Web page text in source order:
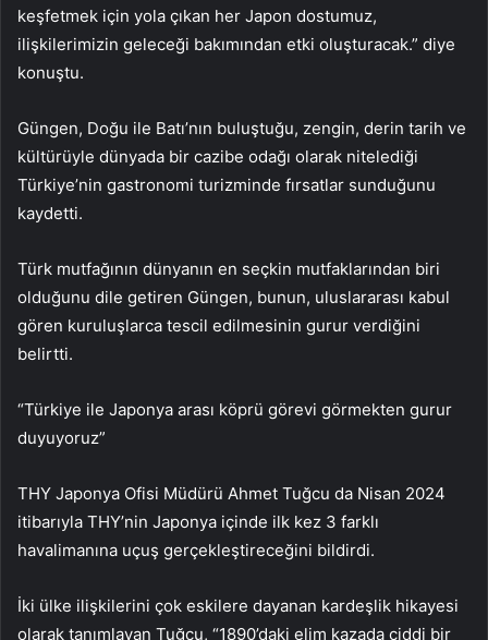
keşfetmek için yola çıkan her Japon dostumuz,
ilişkilerimizin geleceği bakımından etki oluşturacak.” diye
konuştu.
Güngen, Doğu ile Batı’nın buluştuğu, zengin, derin tarih ve
kültürüyle dünyada bir cazibe odağı olarak nitelediği
Türkiye’nin gastronomi turizminde fırsatlar sunduğunu
kaydetti.
Türk mutfağının dünyanın en seçkin mutfaklarından biri
olduğunu dile getiren Güngen, bunun, uluslararası kabul
gören kuruluşlarca tescil edilmesinin gurur verdiğini
belirtti.
“Türkiye ile Japonya arası köprü görevi görmekten gurur
duyuyoruz”
THY Japonya Ofisi Müdürü Ahmet Tuğcu da Nisan 2024
itibarıyla THY’nin Japonya içinde ilk kez 3 farklı
havalimanına uçuş gerçekleştireceğini bildirdi.
İki ülke ilişkilerini çok eskilere dayanan kardeşlik hikayesi
olarak tanımlayan Tuğcu, “1890’daki elim kazada ciddi bir